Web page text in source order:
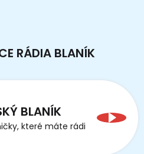
RÁDIA BLANÍK
BLANÍK
které máte rádi